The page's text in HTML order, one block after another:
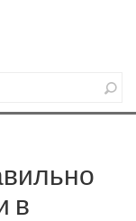
в